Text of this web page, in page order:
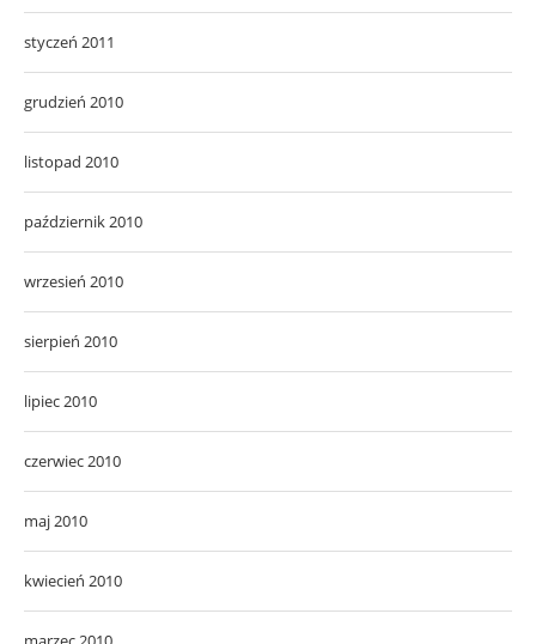
styczeń 2011
grudzień 2010
listopad 2010
październik 2010
wrzesień 2010
sierpień 2010
lipiec 2010
czerwiec 2010
maj 2010
kwiecień 2010